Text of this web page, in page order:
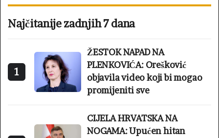
Najčitanije zadnjih 7 dana
1
ŽESTOK NAPAD NA
PLENKOVIĆA: Orešković
objavila video koji bi mogao
promijeniti sve
CIJELA HRVATSKA NA
NOGAMA: Upućen hitan